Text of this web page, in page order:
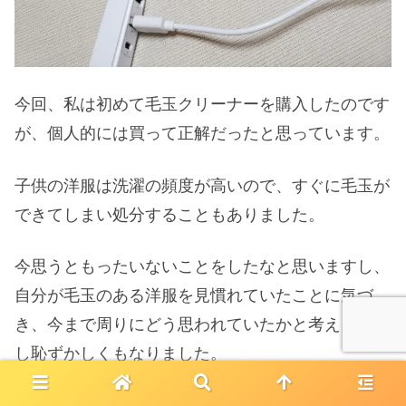
今回、私は初めて毛玉クリーナーを購入したのです
が、個人的には買って正解だったと思っています。
子供の洋服は洗濯の頻度が高いので、すぐに毛玉が
できてしまい処分することもありました。
今思うともったいないことをしたなと思いますし、
自分が毛玉のある洋服を見慣れていたことに気づ
き、今まで周りにどう思われていたかと考えると少
し恥ずかしくもなりました。